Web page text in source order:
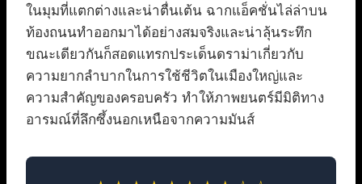
ในมุมที่แตกต่างและน่าตื่นเต้น ฉากแอ็คชั่นไล่ล่าบน
ท้องถนนทำออกมาได้อย่างสมจริงและน่าลุ้นระทึก
ขณะเดียวกันก็สอดแทรกประเด็นดราม่าเกี่ยวกับ
ความยากลำบากในการใช้ชีวิตในเมืองใหญ่และ
ความสำคัญของครอบครัว ทำให้ภาพยนตร์มีมิติทาง
อารมณ์ที่ลึกซึ้งนอกเหนือจากความมันส์